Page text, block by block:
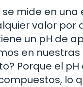
mide en una
valor
un pH de
en
Porque el
lo